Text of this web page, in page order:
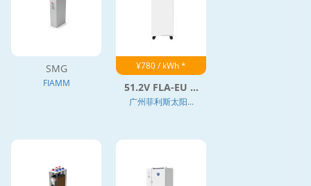
SMG
FIAMM
¥780 / kWh *
51.2V FLA-EU ...
广州菲利斯太阳...